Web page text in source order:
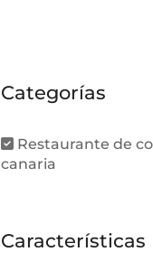
Categorías
Restaurante de
canaria
Características